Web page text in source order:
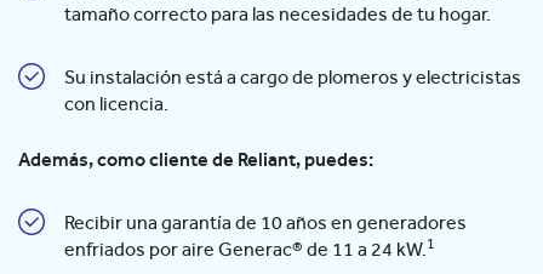
tamaño correcto para las necesidades de tu hogar.
Su instalación está a cargo de plomeros y electricistas
con licencia.
Además, como cliente de Reliant, puedes:
Recibir una garantía de 10 años en generadores
enfriados por aire Generac® de 11 a 24 kW.1